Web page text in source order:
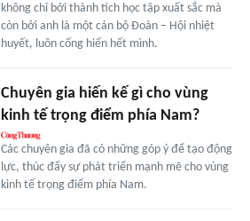
không chỉ bởi thành tích học tập xuất sắc mà
còn bởi anh là một cán bộ Đoàn – Hội nhiệt
huyết, luôn cống hiến hết mình.
Chuyên gia hiến kế gì cho vùng
kinh tế trọng điểm phía Nam?
Các chuyên gia đã có những góp ý để tạo động
lực, thúc đẩy sự phát triển mạnh mẽ cho vùng
kinh tế trọng điểm phía Nam.